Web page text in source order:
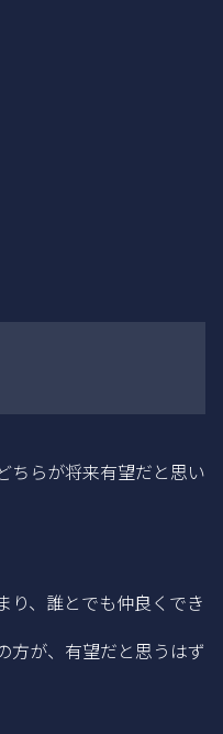
ちらが将来有望だと思い
り、誰とでも仲良くでき
方が、有望だと思うはず